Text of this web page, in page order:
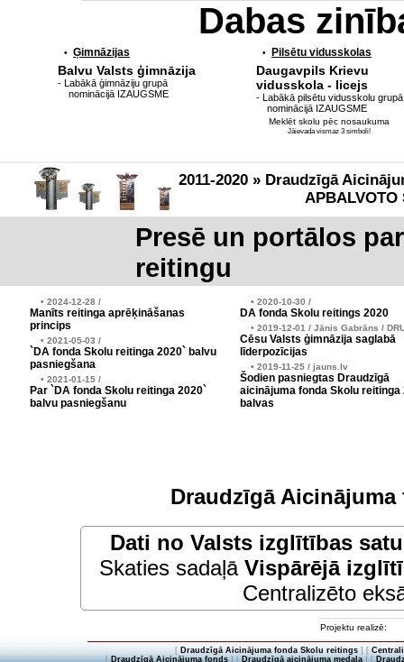
Dabas
• Ģimnāzijas
Balvu Valsts ģimnāzija
- Labākā ģimnāziju grupā
nominācijā IZAUGSME
• Pilsētu vidusskolas
Daugavpils Krievu
vidusskola - licejs
- Labākā pilsētu vidusskolu grupā
nominācijā IZAUGSME
Meklēt skolu pēc nosaukuma
Jāievada vismaz 3 simboli!
2011-2020 » Draudzīgā
APBALVOTO
Presē un portālos
reitingu
• 2024-12-28 /
Manīts reitinga aprēķināšanas
princips
• 2021-05-03 /
`DA fonda Skolu reitinga 2020` balvu
pasniegšana
• 2021-01-15 /
Par `DA fonda Skolu reitinga 2020`
balvu pasniegšanu
• 2020-10-30 /
DA fonda Skolu reitings 2020
• 2019-12-01 / Jānis Gabrāns /
Cēsu Valsts ģimnāzija saglabā
līderpozīcijas
• 2019-11-25 / jauns.lv
Šodien pasniegtas Draudzīgā
aicinājuma fonda Skolu reitinga
balvas
Draudzīgā
Dati no Valsts izglītības
Skaties sadaļā Vispārējā
Centralizēto
Projektu realizē:
[ Draudzīgā Aicinājuma fonda Skolu reitings] [
[Draudzīgā Aicinājuma fonds] [Draudzīgā aicinājuma medaļa] [